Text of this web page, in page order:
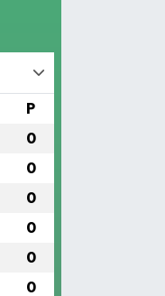
P
0
0
0
0
0
0